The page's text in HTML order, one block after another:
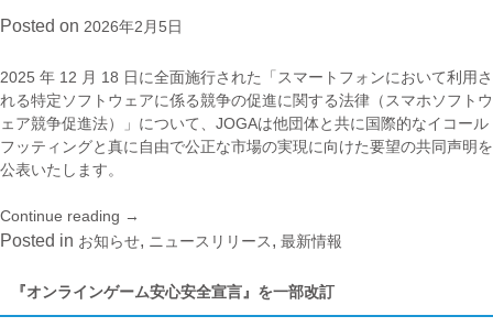
イ
ラ
イ
ン
窓
年
7
Posted on 2026年2月5日
2025 年 12 月 18 日に全面施行された「スマートフォンにおいて利用さ
れる特定ソフトウェアに係る競争の促進に関する法律（スマホソフトウ
ェア競争促進法）」について、JOGAは他団体と共に国際的なイコール
フッティングと真に自由で公正な市場の実現に向けた要望の共同声明を
公表いたします。
Continue reading “ス
マ
→
Posted in お知らせ, ニュースリリース, 最新情報
『オンラインゲーム安心安全宣言』を一部改訂